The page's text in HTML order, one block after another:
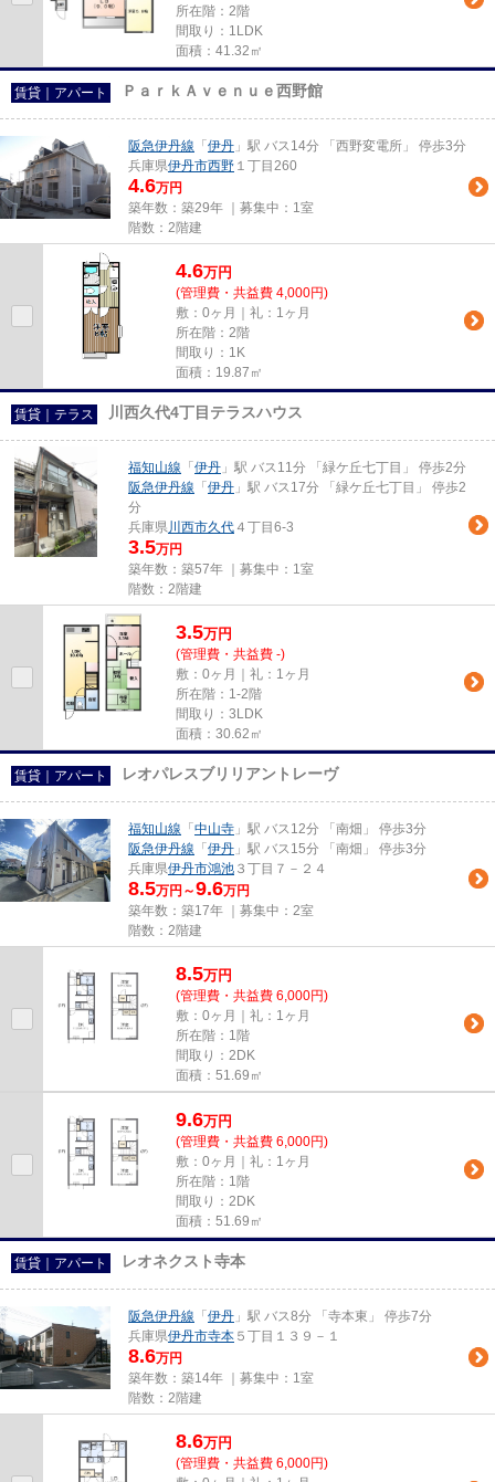
所在階：2階
間取り：1LDK
面積：41.32㎡
賃貸｜アパート ＰａｒｋＡｖｅｎｕｅ西野館
阪急伊丹線 「 伊丹 」駅 バス14分 「西野変電所」 停歩3分
兵庫県伊丹市西野 １丁目260
4.6万円
築年数：築29年 ｜募集中： 1室
階数：2階建
4.6万円
(管理費・共益費 4,000円)
敷：0ヶ月｜礼：1ヶ月
所在階：2階
間取り：1K
面積：19.87㎡
賃貸｜テラス 川西久代4丁目テラスハウス
福知山線 「 伊丹 」駅 バス11分 「緑ケ丘七丁目」 停歩2分
阪急伊丹線 「 伊丹 」駅 バス17分 「緑ケ丘七丁目」 停歩2
分
兵庫県川西市久代 ４丁目6-3
3.5万円
築年数：築57年 ｜募集中： 1室
階数：2階建
3.5万円
(管理費・共益費 -)
敷：0ヶ月｜礼：1ヶ月
所在階：1-2階
間取り：3LDK
面積：30.62㎡
賃貸｜アパート レオパレスブリリアントレーヴ
福知山線 「 中山寺 」駅 バス12分 「南畑」 停歩3分
阪急伊丹線 「 伊丹 」駅 バス15分 「南畑」 停歩3分
兵庫県伊丹市鴻池 ３丁目７－２４
8.5万円～9.6万円
築年数：築17年 ｜募集中： 2室
階数：2階建
8.5万円
(管理費・共益費 6,000円)
敷：0ヶ月｜礼：1ヶ月
所在階：1階
間取り：2DK
面積：51.69㎡
9.6万円
(管理費・共益費 6,000円)
敷：0ヶ月｜礼：1ヶ月
所在階：1階
間取り：2DK
面積：51.69㎡
賃貸｜アパート レオネクスト寺本
阪急伊丹線 「 伊丹 」駅 バス8分 「寺本東」 停歩7分
兵庫県伊丹市寺本 ５丁目１３９－１
8.6万円
築年数：築14年 ｜募集中： 1室
階数：2階建
8.6万円
(管理費・共益費 6,000円)